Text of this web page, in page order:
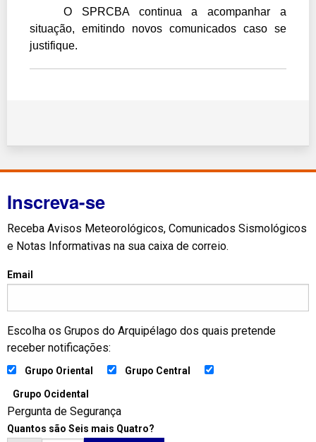
O SPRCBA continua a acompanhar a
situação, emitindo novos comunicados caso se
justifique.
Inscreva-se
Receba Avisos Meteorológicos, Comunicados Sismológicos
e Notas Informativas na sua caixa de correio.
Email
Escolha os Grupos do Arquipélago dos quais pretende
receber notificações:
Grupo Oriental Grupo Central
Grupo Ocidental
Pergunta de Segurança
Quantos são Seis mais Quatro?